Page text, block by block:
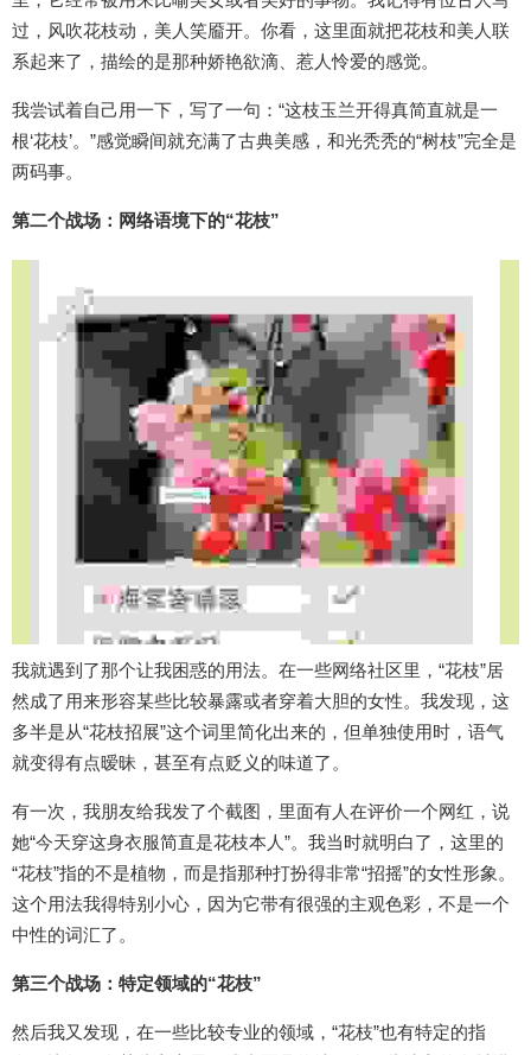
过，风吹花枝动，美人笑靥开。你看，这里面就把花枝和美人联
系起来了，描绘的是那种娇艳欲滴、惹人怜爱的感觉。
我尝试着自己用一下，写了一句：“这枝玉兰开得真简直就是一
根‘花枝’。”感觉瞬间就充满了古典美感，和光秃秃的“树枝”完全是
两码事。
第二个战场：网络语境下的“花枝”
我就遇到了那个让我困惑的用法。在一些网络社区里，“花枝”居
然成了用来形容某些比较暴露或者穿着大胆的女性。我发现，这
多半是从“花枝招展”这个词里简化出来的，但单独使用时，语气
就变得有点暧昧，甚至有点贬义的味道了。
有一次，我朋友给我发了个截图，里面有人在评价一个网红，说
她“今天穿这身衣服简直是花枝本人”。我当时就明白了，这里的
“花枝”指的不是植物，而是指那种打扮得非常“招摇”的女性形象。
这个用法我得特别小心，因为它带有很强的主观色彩，不是一个
中性的词汇了。
第三个战场：特定领域的“花枝”
然后我又发现，在一些比较专业的领域，“花枝”也有特定的指